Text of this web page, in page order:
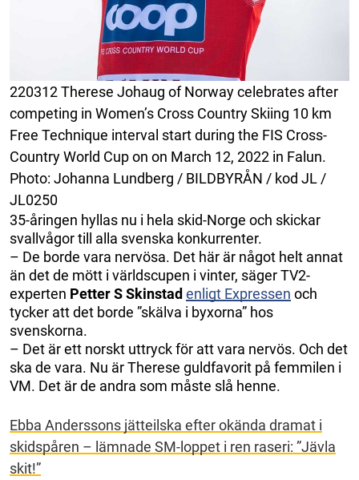
220312 Therese Johaug of Norway celebrates after
competing in Women’s Cross Country Skiing 10 km
Free Technique interval start during the FIS Cross-
Country World Cup on on March 12, 2022 in Falun.
Photo: Johanna Lundberg / BILDBYRÅN / kod JL /
JL0250
35-åringen hyllas nu i hela skid-Norge och skickar
svallvågor till alla svenska konkurrenter.
– De borde vara nervösa. Det här är något helt annat
än det de mött i världscupen i vinter, säger TV2-
experten Petter S Skinstad enligt Expressen och
tycker att det borde ”skälva i byxorna” hos
svenskorna.
– Det är ett norskt uttryck för att vara nervös. Och det
ska de vara. Nu är Therese guldfavorit på femmilen i
VM. Det är de andra som måste slå henne.
Ebba Anderssons jätteilska efter okända dramat i
skidspåren – lämnade SM-loppet i ren raseri: ”Jävla
skit!”